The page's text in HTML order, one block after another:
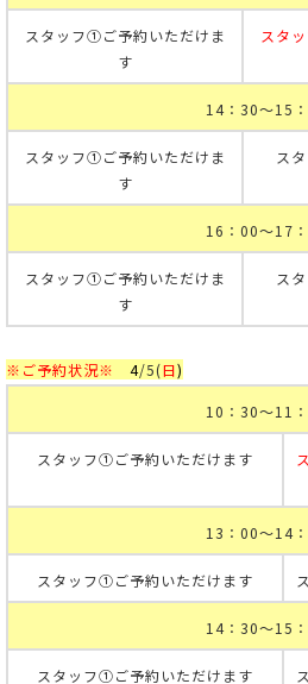
スタッフ①ご予約いただけま
す
スタ
14：30～15
スタッフ①ご予約いただけま
す
ス
16：00～17
スタッフ①ご予約いただけま
す
ス
※ご予約状況※ 4/5(日)
10：30～11
スタッフ①ご予約いただけます
13：00～14
スタッフ①ご予約いただけます
14：30～15
スタッフ①ご予約いただけます